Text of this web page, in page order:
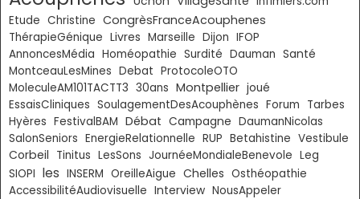
Etude Christine CongrèsFranceAcouphenes
ThérapieGénique Livres Marseille Dijon IFOP
AnnoncesMédia Homéopathie Surdité Dauman Santé
MontceauLesMines Debat ProtocoleOTO
MoleculeAM101TACTT3 30ans Montpellier joué
EssaisCliniques SoulagementDesAcouphènes Forum Tarbes
Hyères FestivalBAM Débat Campagne DaumanNicolas
SalonSeniors EnergieRelationnelle RUP Betahistine Vestibule
Corbeil Tinitus LesSons JournéeMondialeBenevole Leg
SIOPI les INSERM OreilleAigue Chelles Osthéopathie
AccessibilitéAudiovisuelle Interview NousAppeler